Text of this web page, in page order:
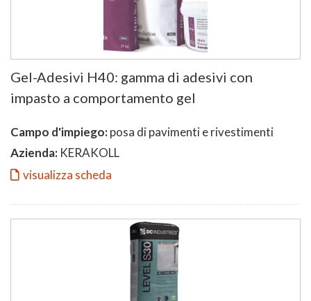
Gel-Adesivi H40: gamma di adesivi con
impasto a comportamento gel
Campo d'impiego:posa di pavimenti e rivestimenti
Azienda: KERAKOLL
visualizza scheda